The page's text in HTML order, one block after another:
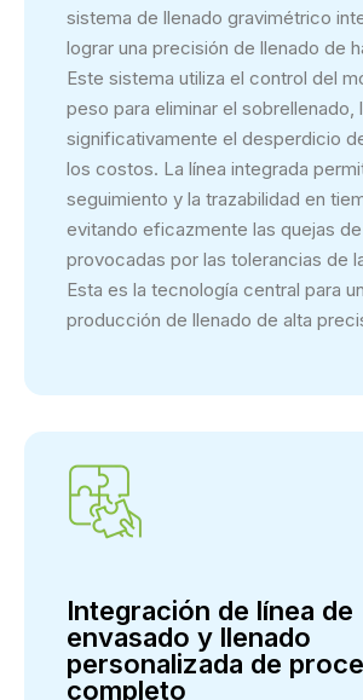
sistema de llenado gravimétrico
lograr una precisión de llenado de
Este sistema utiliza el control del
peso para eliminar el sobrellenado,
significativamente el desperdicio
los costos. La línea integrada
seguimiento y la trazabilidad en
evitando eficazmente las quejas
provocadas por las tolerancias de
Esta es la tecnología central para
producción de llenado de alta
Integración de línea de
envasado y llenado
personalizada de
completo